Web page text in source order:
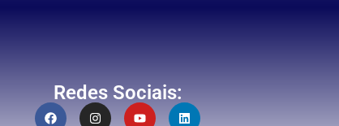
Redes Sociais: